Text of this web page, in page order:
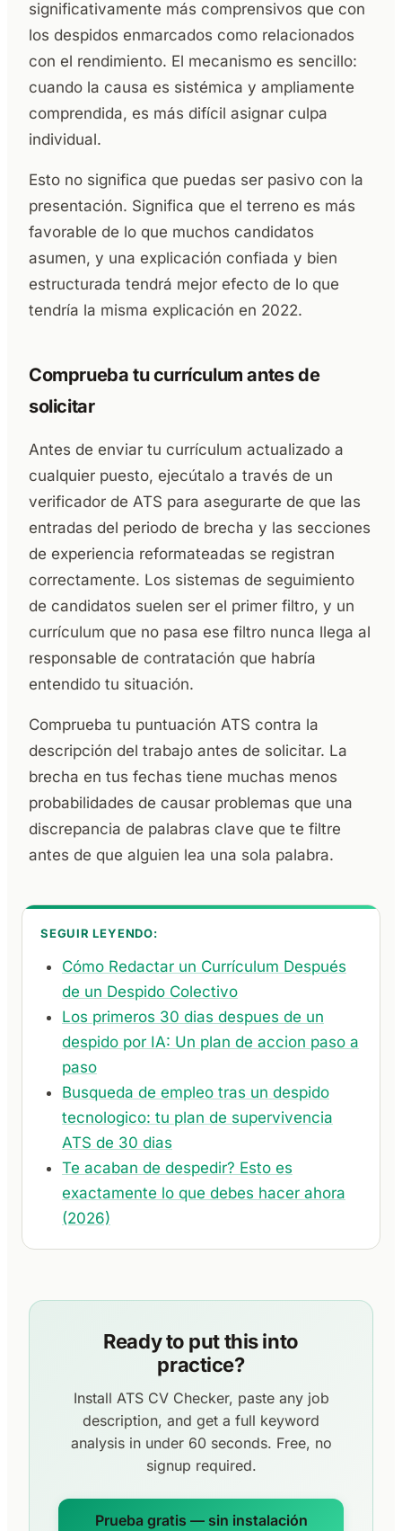
significativamente más comprensivos que con
los despidos enmarcados como relacionados
con el rendimiento. El mecanismo es sencillo:
cuando la causa es sistémica y ampliamente
comprendida, es más difícil asignar culpa
individual.
Esto no significa que puedas ser pasivo con la
presentación. Significa que el terreno es más
favorable de lo que muchos candidatos
asumen, y una explicación confiada y bien
estructurada tendrá mejor efecto de lo que
tendría la misma explicación en 2022.
Comprueba tu currículum antes de
solicitar
Antes de enviar tu currículum actualizado a
cualquier puesto, ejecútalo a través de un
verificador de ATS para asegurarte de que las
entradas del periodo de brecha y las secciones
de experiencia reformateadas se registran
correctamente. Los sistemas de seguimiento
de candidatos suelen ser el primer filtro, y un
currículum que no pasa ese filtro nunca llega al
responsable de contratación que habría
entendido tu situación.
Comprueba tu puntuación ATS contra la
descripción del trabajo antes de solicitar. La
brecha en tus fechas tiene muchas menos
probabilidades de causar problemas que una
discrepancia de palabras clave que te filtre
antes de que alguien lea una sola palabra.
SEGUIR LEYENDO:
Cómo Redactar un Currículum Después
de un Despido Colectivo
Los primeros 30 dias despues de un
despido por IA: Un plan de accion paso a
paso
Busqueda de empleo tras un despido
tecnologico: tu plan de supervivencia
ATS de 30 dias
Te acaban de despedir? Esto es
exactamente lo que debes hacer ahora
(2026)
Ready to put this into
practice?
Install ATS CV Checker, paste any job
description, and get a full keyword
analysis in under 60 seconds. Free, no
signup required.
Prueba gratis — sin instalación